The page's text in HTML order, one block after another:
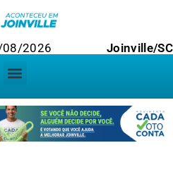
2026 Joinville/SC